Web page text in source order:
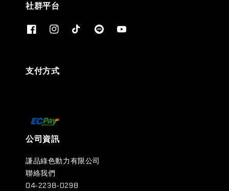
社群平台
支付方式
公司資訊
謙品綠色動力有限公司
聯絡我們
04-2238-0298